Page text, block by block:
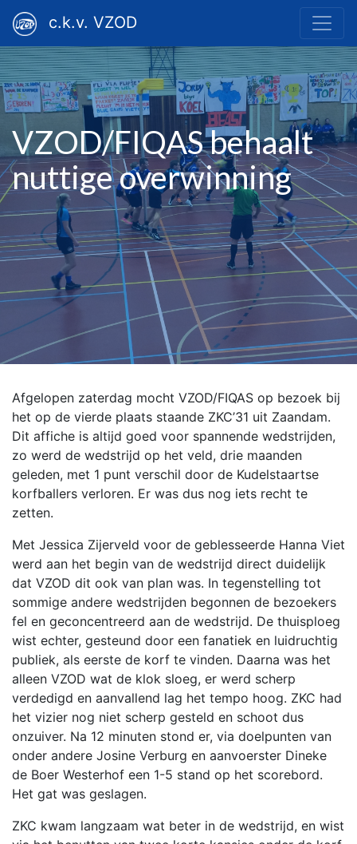
c.k.v. VZOD
VZOD/FIQAS behaalt
nuttige overwinning
Afgelopen zaterdag mocht VZOD/FIQAS op bezoek bij
het op de vierde plaats staande ZKC’31 uit Zaandam.
Dit affiche is altijd goed voor spannende wedstrijden,
zo werd de wedstrijd op het veld, drie maanden
geleden, met 1 punt verschil door de Kudelstaartse
korfballers verloren. Er was dus nog iets recht te
zetten.
Met Jessica Zijerveld voor de geblesseerde Hanna Viet
werd aan het begin van de wedstrijd direct duidelijk
dat VZOD dit ook van plan was. In tegenstelling tot
sommige andere wedstrijden begonnen de bezoekers
fel en geconcentreerd aan de wedstrijd. De thuisploeg
wist echter, gesteund door een fanatiek en luidruchtig
publiek, als eerste de korf te vinden. Daarna was het
alleen VZOD wat de klok sloeg, er werd scherp
verdedigd en aanvallend lag het tempo hoog. ZKC had
het vizier nog niet scherp gesteld en schoot dus
onzuiver. Na 12 minuten stond er, via doelpunten van
onder andere Josine Verburg en aanvoerster Dineke
de Boer Westerhof een 1-5 stand op het scorebord.
Het gat was geslagen.
ZKC kwam langzaam wat beter in de wedstrijd, en wist